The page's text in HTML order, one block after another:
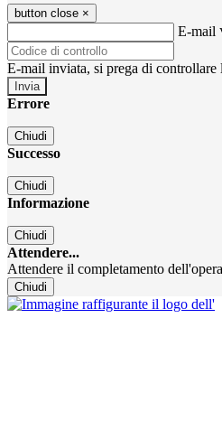
button close ×
E-mail
E-mail inviata, si prega di controllare
Errore
Chiudi
Successo
Chiudi
Informazione
Chiudi
Attendere...
Attendere il completamento
Chiudi